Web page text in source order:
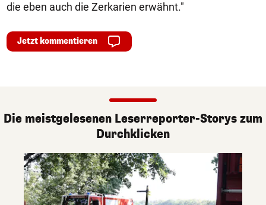
die eben auch die Zerkarien erwähnt."
Jetzt kommentieren
Die meistgelesenen Leserreporter-Storys zum
Durchklicken